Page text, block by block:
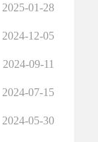
2025-01-28
2024-12-05
2024-09-11
2024-07-15
2024-05-30